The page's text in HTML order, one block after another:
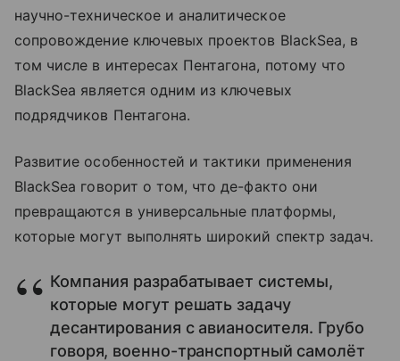
научно-техническое и аналитическое
сопровождение ключевых проектов BlackSea, в
том числе в интересах Пентагона, потому что
BlackSea является одним из ключевых
подрядчиков Пентагона.
Развитие особенностей и тактики применения
BlackSea говорит о том, что де-факто они
превращаются в универсальные платформы,
которые могут выполнять широкий спектр задач.
Компания разрабатывает системы,
которые могут решать задачу
десантирования с авианосителя. Грубо
говоря, военно-транспортный самолёт